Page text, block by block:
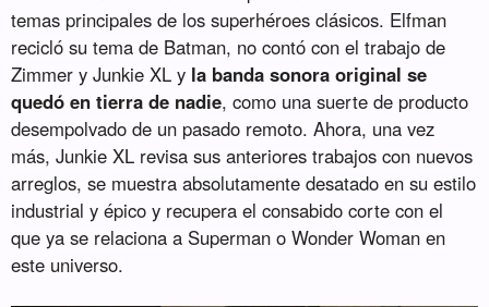
temas principales de los superhéroes clásicos. Elfman
recicló su tema de Batman, no contó con el trabajo de
Zimmer y Junkie XL y la banda sonora original se
quedó en tierra de nadie, como una suerte de producto
desempolvado de un pasado remoto. Ahora, una vez
más, Junkie XL revisa sus anteriores trabajos con nuevos
arreglos, se muestra absolutamente desatado en su estilo
industrial y épico y recupera el consabido corte con el
que ya se relaciona a Superman o Wonder Woman en
este universo.